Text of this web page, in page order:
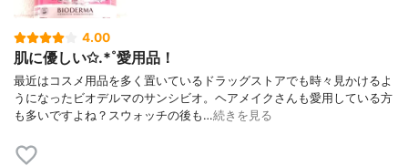
4.00
肌に優しい✩.*˚愛用品！
最近はコスメ用品を多く置いているドラッグストアでも時々見かけるよ
うになったビオデルマのサンシビオ。ヘアメイクさんも愛用している方
も多いですよね？スウォッチの後も…続きを見る